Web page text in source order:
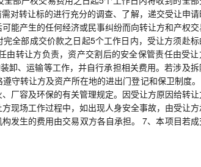
对转让标的进行充分的调查、了解，递交受让申
能产生的任何经济或民事纠纷而向转让方和产权
全部成交价款之日起5个工作日内，受让方须赴
转让方负责，资产交割后的安全保管责任由受
卸、运输等工作，并自行承担相关费用。若涉及
守转让方及资产所在地的进出门登记和保卫制度
厂容及环保的有关管理规定。因受让方原因给转
现场工作过程中，如出现人身安全事故，由受让
发生的费用由交易双方各自承担。 7、本项目若